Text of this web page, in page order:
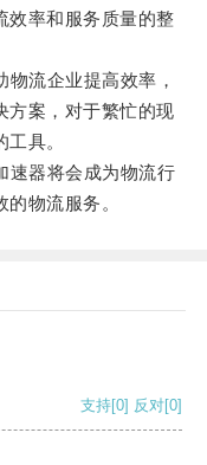
效率和服务质量的整
流企业提高效率，
方案，对于繁忙的现
具。
器将会成为物流行
物流服务。
支持[0] 反对[0]